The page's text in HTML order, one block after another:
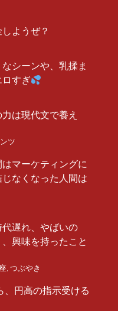
ようぜ？
シーンや、乳揉ま
ロすぎ
は現代文で養え
ツ
マーケティングに
なくなった人間は
遅れ、やばいの
興味を持ったこと
, つぶやき
、円高の指示受ける